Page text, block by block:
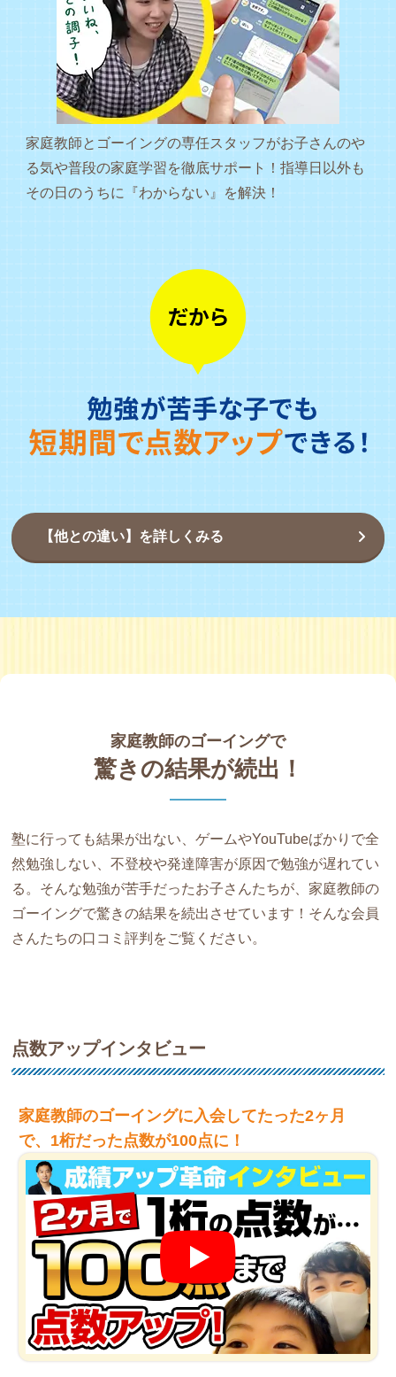
家庭教師とゴーイングの専任スタッフがお子さんのや
る気や普段の家庭学習を徹底サポート！指導日以外も
その日のうちに『わからない』を解決！
【他との違い】を詳しくみる
家庭教師のゴーイングで
驚きの結果が続出！
塾に行っても結果が出ない、ゲームやYouTubeばかりで全
然勉強しない、不登校や発達障害が原因で勉強が遅れてい
る。そんな勉強が苦手だったお子さんたちが、家庭教師の
ゴーイングで驚きの結果を続出させています！そんな会員
さんたちの口コミ評判をご覧ください。
点数アップインタビュー
家庭教師のゴーイングに入会してたった2ヶ月
で、1桁だった点数が100点に！